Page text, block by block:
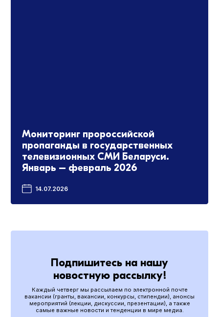
Мониторинг пророссийской
пропаганды в государственных
телевизионных СМИ Беларуси.
Январь – февраль 2026
14.07.2026
Подпишитесь на нашу
новостную рассылку!
Каждый четверг мы рассылаем по электронной почте
вакансии (гранты, вакансии, конкурсы, стипендии), анонсы
мероприятий (лекции, дискуссии, презентации), а также
самые важные новости и тенденции в мире медиа.